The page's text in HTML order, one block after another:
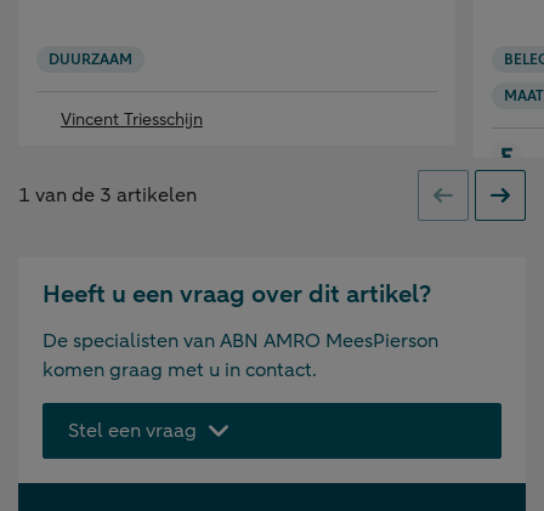
DUURZAAM
Vincent Triesschijn
1 van de 3 artikelen Vorige
Heeft u een vraag over dit artikel?
De specialisten van ABN AMRO MeesPierson
komen graag met u in contact.
Stel een vraag